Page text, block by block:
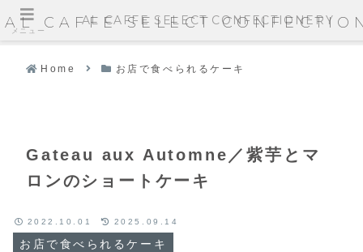
AL CAFFE SELECT
Home お店で食べられるケーキ
Gateau aux Automne／紫芋とマ
ロンのショートケーキ
お店で食べられるケーキ
2022.10.01 2025.09.14
メニュー
AL CAFFE SELECT CONFECTIONERY